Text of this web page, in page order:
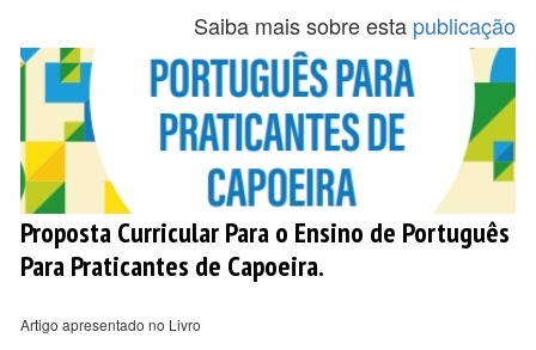
Saiba mais sobre esta publicação
Proposta Curricular Para o Ensino de Português
Para Praticantes de Capoeira.
Artigo apresentado no Livro